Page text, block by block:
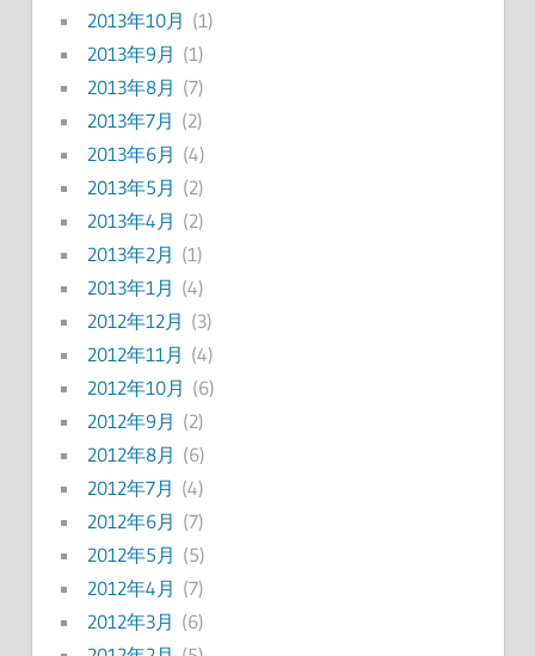
2013年10月 (1)
2013年9月 (1)
2013年8月 (7)
2013年7月 (2)
2013年6月 (4)
2013年5月 (2)
2013年4月 (2)
2013年2月 (1)
2013年1月 (4)
2012年12月 (3)
2012年11月 (4)
2012年10月 (6)
2012年9月 (2)
2012年8月 (6)
2012年7月 (4)
2012年6月 (7)
2012年5月 (5)
2012年4月 (7)
2012年3月 (6)